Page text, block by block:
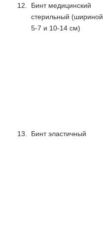
12.
Бинт медицинский
стерильный (шириной
5-7 и 10-14 см)
13.
Бинт эластичный